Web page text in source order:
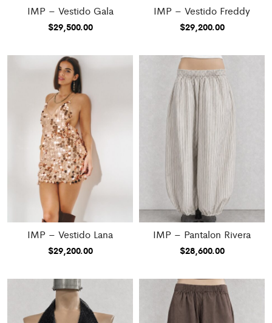
IMP – Vestido Gala
$29,500.00
IMP – Vestido Freddy
$29,200.00
IMP – Vestido Lana
$29,200.00
IMP – Pantalon Rivera
$28,600.00